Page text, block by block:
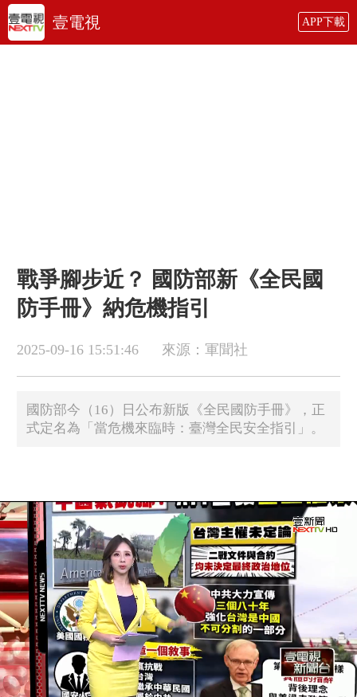
壹電視 APP下載
戰爭腳步近？ 國防部新《全民國
防手冊》納危機指引
2025-09-16 15:51:46 來源：軍聞社
國防部今（16）日公布新版《全民國防手冊》，正
式定名為「當危機來臨時：臺灣全民安全指引」。